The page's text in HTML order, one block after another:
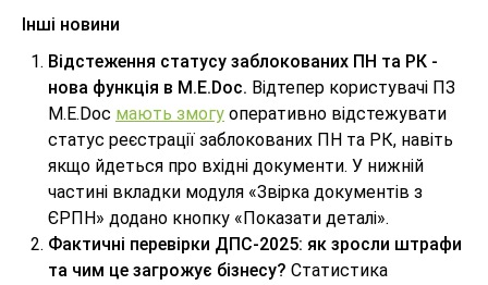
Інші новини
Відстеження статусу заблокованих ПН та РК -
нова функція в M.E.Doc. Відтепер користувачі ПЗ
M.E.Doc мають змогу оперативно відстежувати
статус реєстрації заблокованих ПН та РК, навіть
якщо йдеться про вхідні документи. У нижній
частині вкладки модуля «Звірка документів з
ЄРПН» додано кнопку «Показати деталі».
Фактичні перевірки ДПС-2025: як зросли штрафи
та чим це загрожує бізнесу? Статистика